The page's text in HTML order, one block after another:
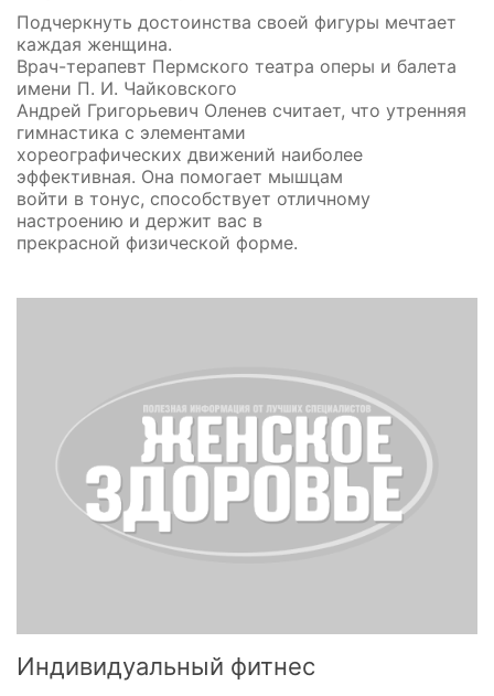
Подчеркнуть достоинства своей фигуры мечтает
каждая женщина.
Врач-терапевт Пермского театра оперы и балета
имени П. И. Чайковского
Андрей Григорьевич Оленев считает, что утренняя
гимнастика с элементами
хореографических движений наиболее
эффективная. Она помогает мышцам
войти в тонус, способствует отличному
настроению и держит вас в
прекрасной физической форме.
Индивидуальный фитнес